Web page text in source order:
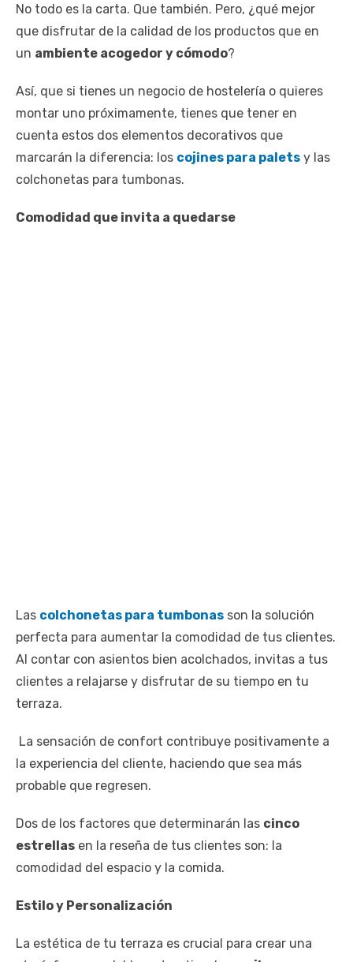
No todo es la carta. Que también. Pero, ¿qué mejor
que disfrutar de la calidad de los productos que en
un ambiente acogedor y cómodo?
Así, que si tienes un negocio de hostelería o quieres
montar uno próximamente, tienes que tener en
cuenta estos dos elementos decorativos que
marcarán la diferencia: los cojines para palets y las
colchonetas para tumbonas.
Comodidad que invita a quedarse
Las colchonetas para tumbonas son la solución
perfecta para aumentar la comodidad de tus clientes.
Al contar con asientos bien acolchados, invitas a tus
clientes a relajarse y disfrutar de su tiempo en tu
terraza.
La sensación de confort contribuye positivamente a
la experiencia del cliente, haciendo que sea más
probable que regresen.
Dos de los factores que determinarán las cinco
estrellas en la reseña de tus clientes son: la
comodidad del espacio y la comida.
Estilo y Personalización
La estética de tu terraza es crucial para crear una